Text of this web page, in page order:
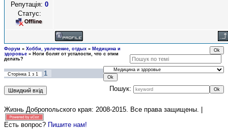
Репутація: 0
Статус:
Форум » Хобби, увлечение, отдых » Медицина и
здоровье » Ноги болят от усталости, что с этим
делать?
Сторінка 1 з 1
1
Пошук:
Жизнь Добропольского края: 2008-2015. Все права защищены. |
Есть вопрос? Пишите нам!